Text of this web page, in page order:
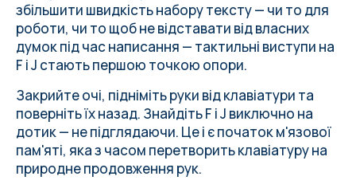
збільшити швидкість набору тексту — чи то для
роботи, чи то щоб не відставати від власних
думок під час написання — тактильні виступи на
F і J стають першою точкою опори.
Закрийте очі, підніміть руки від клавіатури та
поверніть їх назад. Знайдіть F і J виключно на
дотик — не підглядаючи. Це і є початок м'язової
пам'яті, яка з часом перетворить клавіатуру на
природне продовження рук.